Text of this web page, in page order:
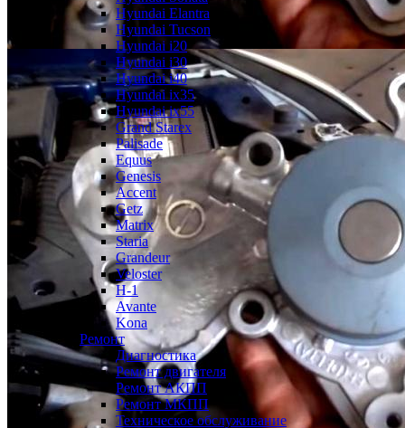
Hyundai Elantra
Hyundai Tucson
Hyundai i20
Hyundai i30
Hyundai i40
Hyundai ix35
Hyundai ix55
Grand Starex
Palisade
Equus
Genesis
Accent
Getz
Matrix
Staria
Grandeur
Veloster
H-1
Avante
Kona
Ремонт
Диагностика
Ремонт двигателя
Ремонт АКПП
Ремонт МКПП
Техническое обслуживание